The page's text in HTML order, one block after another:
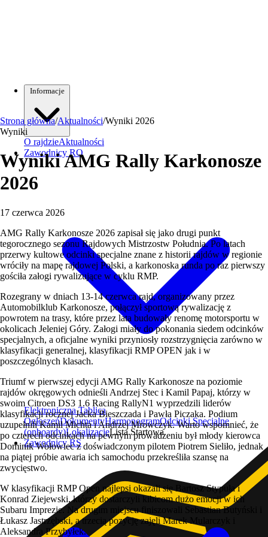
Informacje
O rajdzieAktualności
Zawodnicy RO
Elektroniczna Tablica
OgłoszeńDokumentyHarmonogramOdcinki Specjalne
(onboardy)LokalizacjeLista Startowa
Zawodnicy RS
Strona główna/Aktualności/Wyniki 2026
Wyniki
Wyniki AMG Rally Karkonosze
2026
17 czerwca 2026
AMG Rally Karkonosze 2026 zapisał się jako drugi punkt
tegorocznego sezonu Rajdowych Mistrzostw Południa. Po latach
przerwy kultowe odcinki specjalne znane z historii rajdów w regionie
wróciły na mapę rajdowej Polski, a karkonoska runda po raz pierwszy
gościła załogi rywalizujące w cyklu RMP.
Rozegrany w dniach 13-14 czerwca rajd, organizowany przez
Automobilklub Karkonosze, połączył sportową rywalizację z
powrotem na trasy, które przez lata budowały renomę motorsportu w
okolicach Jeleniej Góry. Załogi miały do pokonania siedem odcinków
specjalnych, a oficjalne wyniki przyniosły rozstrzygnięcia zarówno w
klasyfikacji generalnej, klasyfikacji RMP OPEN jak i w
poszczególnych klasach.
Triumf w pierwszej edycji AMG Rally Karkonosze na poziomie
rajdów okręgowych odnieśli Andrzej Stec i Kamil Papaj, którzy w
swoim Citroen DS3 1.6 Racing RallyN1 wyprzedzili liderów
klasyfikacji rocznej Jacka Bieszczada i Pawła Piczaka. Podium
uzupełnili Kamil Michta i Andrzej Mrowczyk. Warto wspomnieć, że
po czterech odcinkach na pewnym prowadzeniu był młody kierowca
Dominik Wołowiec z doświadczonym pilotem Piotrem Sieliło, jednak
na piątej próbie awaria ich samochodu przekreśliła szansę na
zwycięstwo.
W klasyfikacji RMP Open najlepsi okazali się Bartosz Stypuła i
Konrad Ziejewski, którzy dostarczyli kibicom dużo emocji w ich
Subaru Imprezie. Na drugim miejscu finiszowali Sebastian Butyński i
Łukasz Jastrzębski, a trzecią pozycję zajęli Marek Mularczyk i
Aleksandra Przybyłek.